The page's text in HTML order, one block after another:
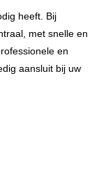
heeft. Bij
met snelle en
en
aansluit bij uw